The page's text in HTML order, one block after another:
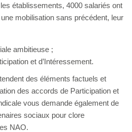
établissements, 4000 salariés ont
mobilisation sans précédent, leur
ambitieuse ;
et d’Intéressement.
des éléments factuels et
des accords de Participation et
vous demande également de
sociaux pour clore
NAO.